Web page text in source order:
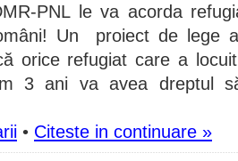
PNL le va acorda
Un proiect de lege
orice refugiat care a
3 ani va avea dreptul
• Citeste in continuare »